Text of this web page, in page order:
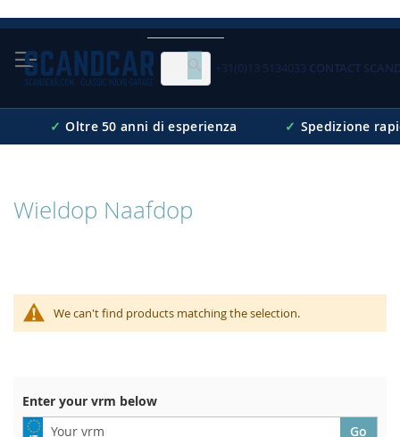
Skip
Content
Cerca
+31(0)13 5134033 CONTACT
✓ Oltre 50 anni di esperienza ✓ Spedizione
Wieldop Naafdop
We can't find products matching the selection.
Enter your vrm below